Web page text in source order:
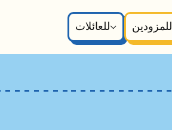
للعائلات
للمزودين